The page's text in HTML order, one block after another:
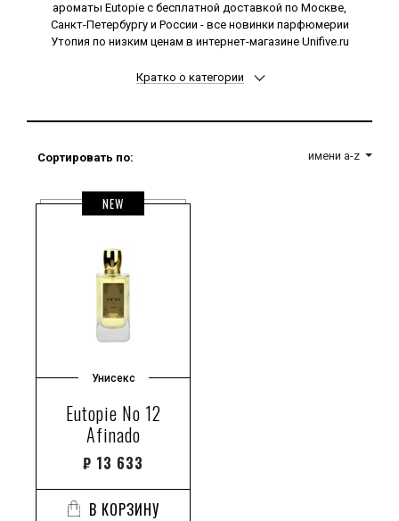
ароматы Eutopie с бесплатной доставкой по Москве,
Санкт-Петербургу и России - все новинки парфюмерии
Утопия по низким ценам в интернет-магазине Unifive.ru
Кратко о категории
Сортировать по: имени a-z
NEW
Унисекс
Eutopie No 12
Afinado
₽ 13 633
В КОРЗИНУ